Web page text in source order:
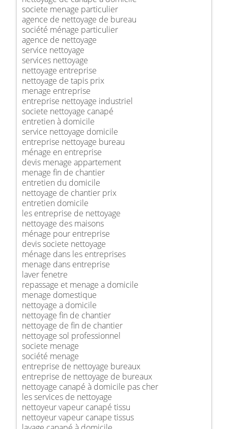
societe menage particulier
agence de nettoyage de bureau
société ménage particulier
agence de nettoyage
service nettoyage
services nettoyage
nettoyage entreprise
nettoyage de tapis prix
menage entreprise
entreprise nettoyage industriel
societe nettoyage canapé
entretien à domicile
service nettoyage domicile
entreprise nettoyage bureau
ménage en entreprise
devis menage appartement
menage fin de chantier
entretien du domicile
nettoyage de chantier prix
entretien domicile
les entreprise de nettoyage
nettoyage des maisons
ménage pour entreprise
devis societe nettoyage
ménage dans les entreprises
menage dans entreprise
laver fenetre
repassage et menage a domicile
menage domestique
nettoyage a domicile
nettoyage fin de chantier
nettoyage de fin de chantier
nettoyage sol professionnel
societe menage
société menage
entreprise de nettoyage bureaux
entreprise de nettoyage de bureaux
nettoyage canapé à domicile pas cher
les services de nettoyage
nettoyeur vapeur canapé tissu
nettoyeur vapeur canape tissus